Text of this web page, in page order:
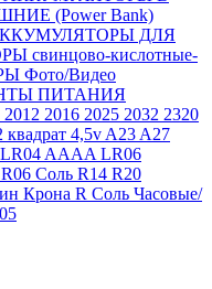
(Power Bank)
ДЛЯ
свинцово-кислотные-
Фото/Видео
ПИТАНИЯ
2012 2016 2025 2032 2320
квадрат 4,5v A23 A27
LR04 AAAA LR06
R06 Соль R14 R20
Крона R Соль Часовые/